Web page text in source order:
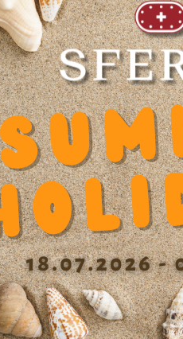
SFERAX STANDARD GBL
1222 A
SFERAX STANDARD GBL
1222 ZA